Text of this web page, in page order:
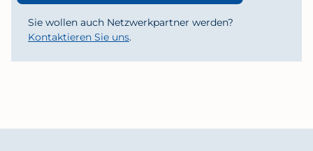
Sie wollen auch Netzwerkpartner werden?
Kontaktieren Sie uns.